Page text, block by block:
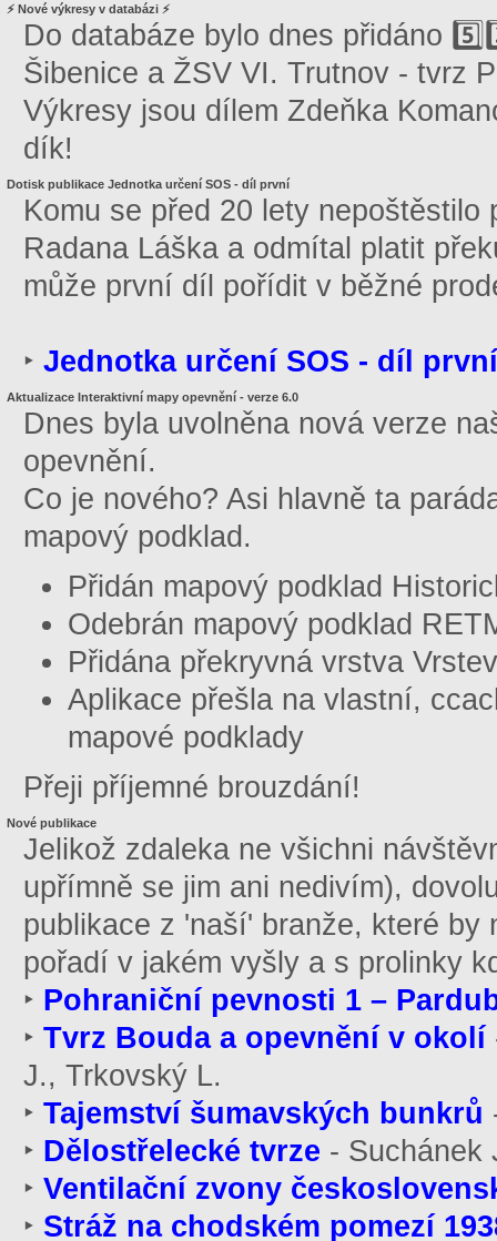
⚡️ Nové výkresy v databázi ⚡️
Do databáze bylo dnes přidáno
Šibenice a ŽSV VI. Trutnov - tvrz
Výkresy jsou dílem Zdeňka
dík!
Dotisk publikace Jednotka určení SOS - díl první
Komu se před 20 lety
Radana Láška a odmítal platit
může první díl pořídit v běžné
‣ Jednotka určení SOS - díl první
Aktualizace Interaktivní mapy opevnění - verze 6.0
Dnes byla uvolněna nová verze
opevnění.
Co je nového? Asi hlavně ta
mapový podklad.
Přidán mapový podklad
Odebrán mapový podklad
Přidána překryvná vrstva
Aplikace přešla na vlastní,
mapové podklady
Přeji příjemné brouzdání!
Nové publikace
Jelikož zdaleka ne všichni
upřímně se jim ani nedivím),
publikace z 'naší' branže, které
pořadí v jakém vyšly a s prolinky
‣ Pohraniční pevnosti 1 –
‣ Tvrz Bouda a opevnění v okolí
J., Trkovský L.
‣ Tajemství šumavských bunkrů
‣ Dělostřelecké tvrze - Suchánek
‣ Ventilační zvony
‣ Stráž na chodském pomezí